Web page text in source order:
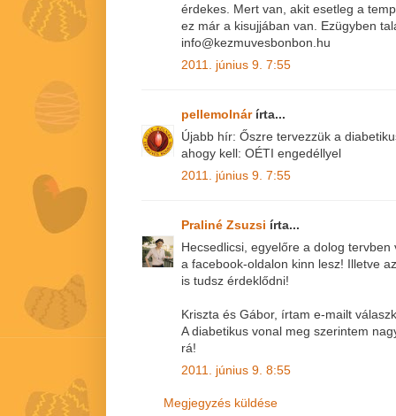
érdekes. Mert van, akit esetleg a
ez már a kisujjában van. Ezügyben
info@kezmuvesbonbon.hu
2011. június 9. 7:55
pellemolnár írta...
Újabb hír: Őszre tervezzük a
ahogy kell: OÉTI engedéllyel
2011. június 9. 7:55
Praliné Zsuzsi írta...
Hecsedlicsi, egyelőre a dolog
a facebook-oldalon kinn lesz! Illetve
is tudsz érdeklődni!
Kriszta és Gábor, írtam e-mailt
A diabetikus vonal meg szerintem
rá!
2011. június 9. 8:55
Megjegyzés küldése